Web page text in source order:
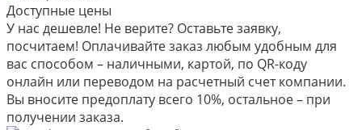
Доступные цены
У нас дешевле! Не верите? Оставьте заявку,
посчитаем! Оплачивайте заказ любым удобным для
вас способом – наличными, картой, по QR-коду
онлайн или переводом на расчетный счет компании.
Вы вносите предоплату всего 10%, остальное – при
получении заказа.